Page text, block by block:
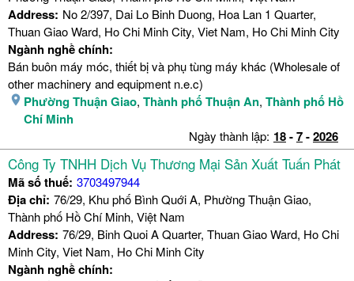
Address: No 2/397, Dai Lo Binh Duong, Hoa Lan 1 Quarter,
Thuan Giao Ward, Ho Chi Minh City, Viet Nam, Ho Chi Minh City
Ngành nghề chính:
Bán buôn máy móc, thiết bị và phụ tùng máy khác (Wholesale of
other machinery and equipment n.e.c)
Phường Thuận Giao, Thành phố Thuận An, Thành phố Hồ
Chí Minh
Ngày thành lập: 18-7-2026
Công Ty TNHH Dịch Vụ Thương Mại Sản Xuất Tuấn Phát
Mã số thuế: 3703497944
Địa chỉ: 76/29, Khu phố Bình Quới A, Phường Thuận Giao,
Thành phố Hồ Chí Minh, Việt Nam
Address: 76/29, Binh Quoi A Quarter, Thuan Giao Ward, Ho Chi
Minh City, Viet Nam, Ho Chi Minh City
Ngành nghề chính: